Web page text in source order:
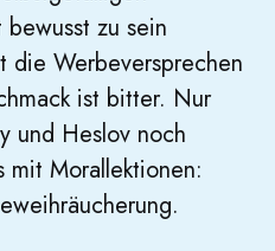
zu sein
die Werbeversprechen
ist bitter. Nur
und Heslov noch
mit Morallektionen: